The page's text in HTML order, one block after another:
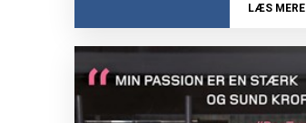
LÆS MERE